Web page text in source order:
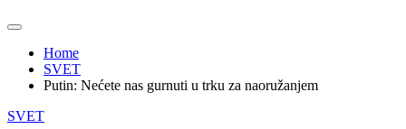
Home
SVET
Putin: Nećete nas gurnuti u trku za naoružanjem
SVET